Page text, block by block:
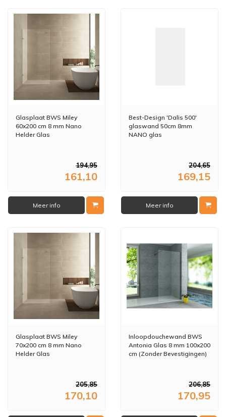
Glasplaat BWS Miley
60x200 cm 8 mm Nano
Helder Glas
194,95
161,10
Meer info
Best-Design 'Dalis 500'
glaswand 50cm 8mm
NANO glas
204,65
169,15
Meer info
Glasplaat BWS Miley
70x200 cm 8 mm Nano
Helder Glas
205,85
170,10
Inloopdouchewand BWS
Antonia Glas 8 mm 100x200
cm (Zonder Bevestigingen)
206,85
170,95